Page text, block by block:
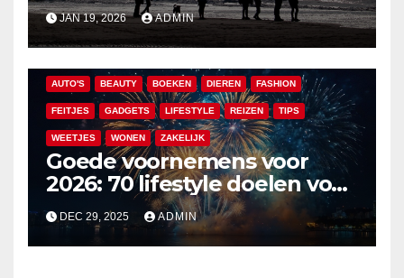
JAN 19, 2026 ADMIN
AUTO'S BEAUTY BOEKEN DIEREN FASHION
FEITJES GADGETS LIFESTYLE REIZEN TIPS
WEETJES WONEN ZAKELIJK
Goede voornemens voor
2026: 70 lifestyle doelen voor
een veelzijdig en leuk jaar
DEC 29, 2025 ADMIN